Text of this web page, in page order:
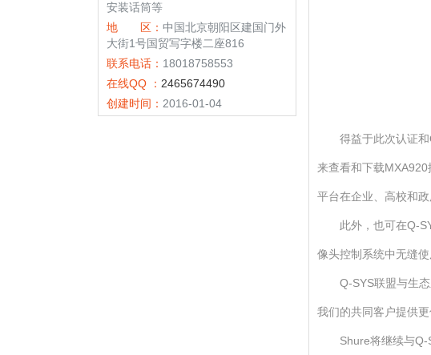
安装话筒等
地 区： 中国北京朝阳区建国门外
大街1号国贸写字楼二座816
联系电话： 18018758553
在线QQ ： 2465674490
创建时间： 2016-01-04
得益于此次认证
来查看和下载
平台在企业、高校和
此外，也可在Q-
像头控制系统中无缝
Q-SYS联盟与生
我们的共同客户提供更
Shure将继续与Q-